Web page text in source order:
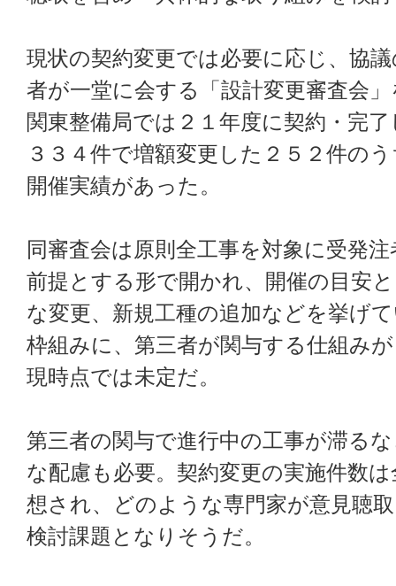
現状の契約変更では必要に応じ、協
者が一堂に会する「設計変更審査会
関東整備局では２１年度に契約・完
３３４件で増額変更した２５２件の
開催実績があった。
同審査会は原則全工事を対象に受発
前提とする形で開かれ、開催の目安
な変更、新規工種の追加などを挙げ
枠組みに、第三者が関与する仕組み
現時点では未定だ。
第三者の関与で進行中の工事が滞る
な配慮も必要。契約変更の実施件数
想され、どのような専門家が意見聴
検討課題となりそうだ。